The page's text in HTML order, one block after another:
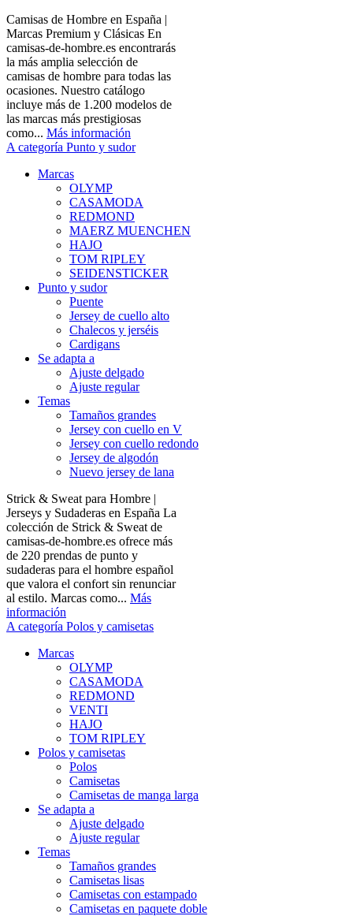
Camisas de Hombre en España |
Marcas Premium y Clásicas En
camisas-de-hombre.es encontrarás
la más amplia selección de
camisas de hombre para todas las
ocasiones. Nuestro catálogo
incluye más de 1.200 modelos de
las marcas más prestigiosas
como... Más información
A categoría Punto y sudor
Marcas
OLYMP
CASAMODA
REDMOND
MAERZ MUENCHEN
HAJO
TOM RIPLEY
SEIDENSTICKER
Punto y sudor
Puente
Jersey de cuello alto
Chalecos y jerséis
Cardigans
Se adapta a
Ajuste delgado
Ajuste regular
Temas
Tamaños grandes
Jersey con cuello en V
Jersey con cuello redondo
Jersey de algodón
Nuevo jersey de lana
Strick & Sweat para Hombre |
Jerseys y Sudaderas en España La
colección de Strick & Sweat de
camisas-de-hombre.es ofrece más
de 220 prendas de punto y
sudaderas para el hombre español
que valora el confort sin renunciar
al estilo. Marcas como... Más
información
A categoría Polos y camisetas
Marcas
OLYMP
CASAMODA
REDMOND
VENTI
HAJO
TOM RIPLEY
Polos y camisetas
Polos
Camisetas
Camisetas de manga larga
Se adapta a
Ajuste delgado
Ajuste regular
Temas
Tamaños grandes
Camisetas lisas
Camisetas con estampado
Camisetas en paquete doble